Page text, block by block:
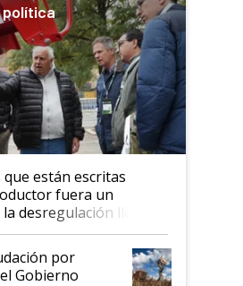
política
están escritas
fuera un
desregulación llegó
y hasta se
al IPCVA
por
Gobierno